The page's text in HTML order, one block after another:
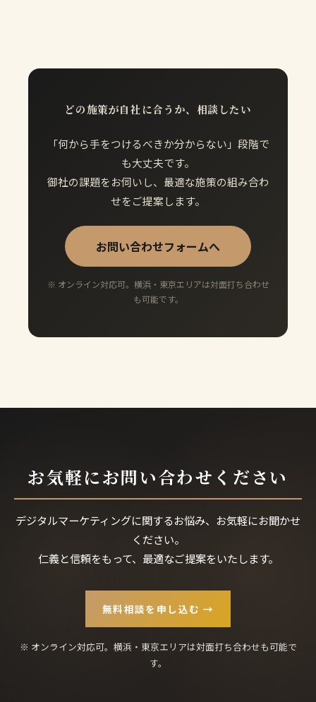
どの施策が自社に合うか、相談したい
「何から手をつけるべきか分からない」段階で
も大丈夫です。
御社の課題をお伺いし、最適な施策の組み合わ
せをご提案します。
お問い合わせフォームへ
※ オンライン対応可。横浜・東京エリアは対面打ち合わせ
も可能です。
お気軽にお問い合わせください
デジタルマーケティングに関するお悩み、お気軽にお聞かせ
ください。
仁義と信頼をもって、最適なご提案をいたします。
無料相談を申し込む →
※ オンライン対応可。横浜・東京エリアは対面打ち合わせも可能で
す。